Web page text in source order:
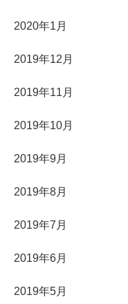
2020年1月
2019年12月
2019年11月
2019年10月
2019年9月
2019年8月
2019年7月
2019年6月
2019年5月